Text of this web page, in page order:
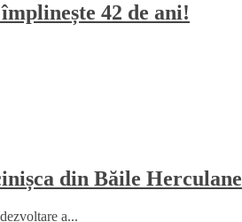
42 de ani!
din Băile Herculane
a...